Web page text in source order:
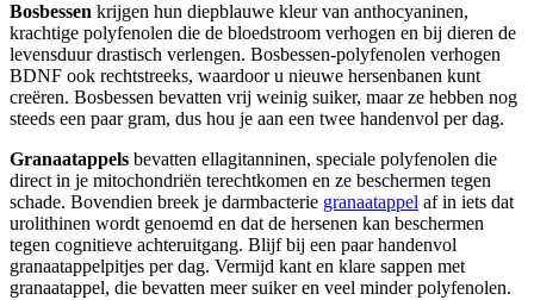
Bosbessen krijgen hun diepblauwe kleur van anthocyaninen,
krachtige polyfenolen die de bloedstroom verhogen en bij dieren de
levensduur drastisch verlengen. Bosbessen-polyfenolen verhogen
BDNF ook rechtstreeks, waardoor u nieuwe hersenbanen kunt
creëren. Bosbessen bevatten vrij weinig suiker, maar ze hebben nog
steeds een paar gram, dus hou je aan een twee handenvol per dag.
Granaatappels bevatten ellagitanninen, speciale polyfenolen die
direct in je mitochondriën terechtkomen en ze beschermen tegen
schade. Bovendien breek je darmbacterie granaatappel af in iets dat
urolithinen wordt genoemd en dat de hersenen kan beschermen
tegen cognitieve achteruitgang. Blijf bij een paar handenvol
granaatappelpitjes per dag. Vermijd kant en klare sappen met
granaatappel, die bevatten meer suiker en veel minder polyfenolen.